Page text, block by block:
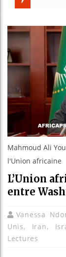
Mahmoud Ali
l'Union africaine
L’Union
entre
Vanessa
Unis, Iran,
Lectures